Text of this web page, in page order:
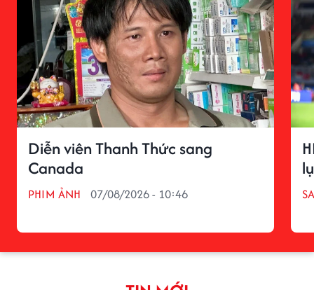
Diễn viên Thanh Thức sang
Canada
PHIM ẢNH 07/08/2026 - 10:46